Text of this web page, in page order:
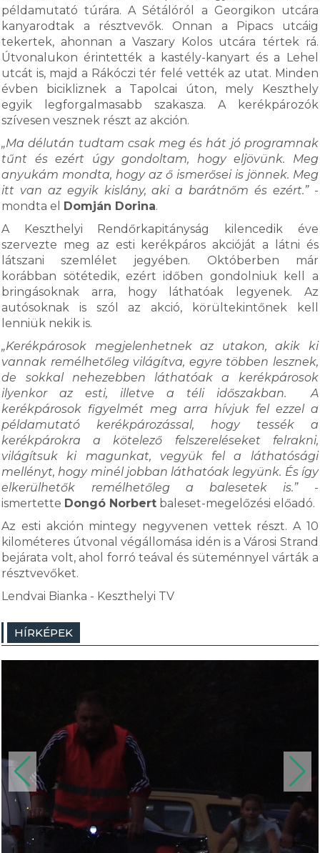
példamutató túrára. A Sétálóról a Georgikon utcára
kanyarodtak a résztvevők. Onnan a Pipacs utcáig
tekertek, ahonnan a Vaszary Kolos utcára tértek rá.
Útvonalukon érintették a kastély-kanyart és a Lehel
utcát is, majd a Rákóczi tér felé vették az utat. Minden
évben bicikliznek a Tapolcai úton, mely Keszthely
egyik legforgalmasabb szakasza. A kerékpározók
szívesen vesznek részt az akción.
„Ma délután tudtam csak meg és hát jó programnak
tűnt és ezért úgy gondoltam, hogy eljövünk. Meg
anyukám mondta, hogy az ő ismerősei is jönnek. Meg
itt van az egyik kislány, aki a barátnőm és ezért.”-
mondta el Domján Dorina.
A Keszthelyi Rendőrkapitányság kilencedik éve
szervezte meg az esti kerékpáros akcióját a látni és
látszani szemlélet jegyében. Októberben már
korábban sötétedik, ezért időben gondolniuk kell a
bringásoknak arra, hogy láthatóak legyenek. Az
autósoknak is szól az akció, körültekintőnek kell
lenniük nekik is.
„Kerékpárosok megjelenhetnek az utakon, akik ki
vannak remélhetőleg világítva, egyre többen lesznek,
de sokkal nehezebben láthatóak a kerékpárosok
ilyenkor az esti, illetve a téli időszakban. A
kerékpárosok figyelmét meg arra hívjuk fel ezzel a
példamutató kerékpározással, hogy tessék a
kerékpárokra a kötelező felszereléseket felrakni,
világítsuk ki magunkat, vegyük fel a láthatósági
mellényt, hogy minél jobban láthatóak legyünk. És így
elkerülhetők remélhetőleg a balesetek is.”-
ismertette Dongó Norbert baleset-megelőzési előadó.
Az esti akción mintegy negyvenen vettek részt. A 10
kilométeres útvonal végállomása idén is a Városi Strand
bejárata volt, ahol forró teával és süteménnyel várták a
résztvevőket.
Lendvai Bianka - Keszthelyi TV
HÍRKÉPEK